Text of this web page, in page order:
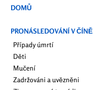
DOMŮ
PRONÁSLEDOVÁNÍ V ČÍNĚ
Případy úmrtí
Děti
Mučení
Zadržováni a uvězněni